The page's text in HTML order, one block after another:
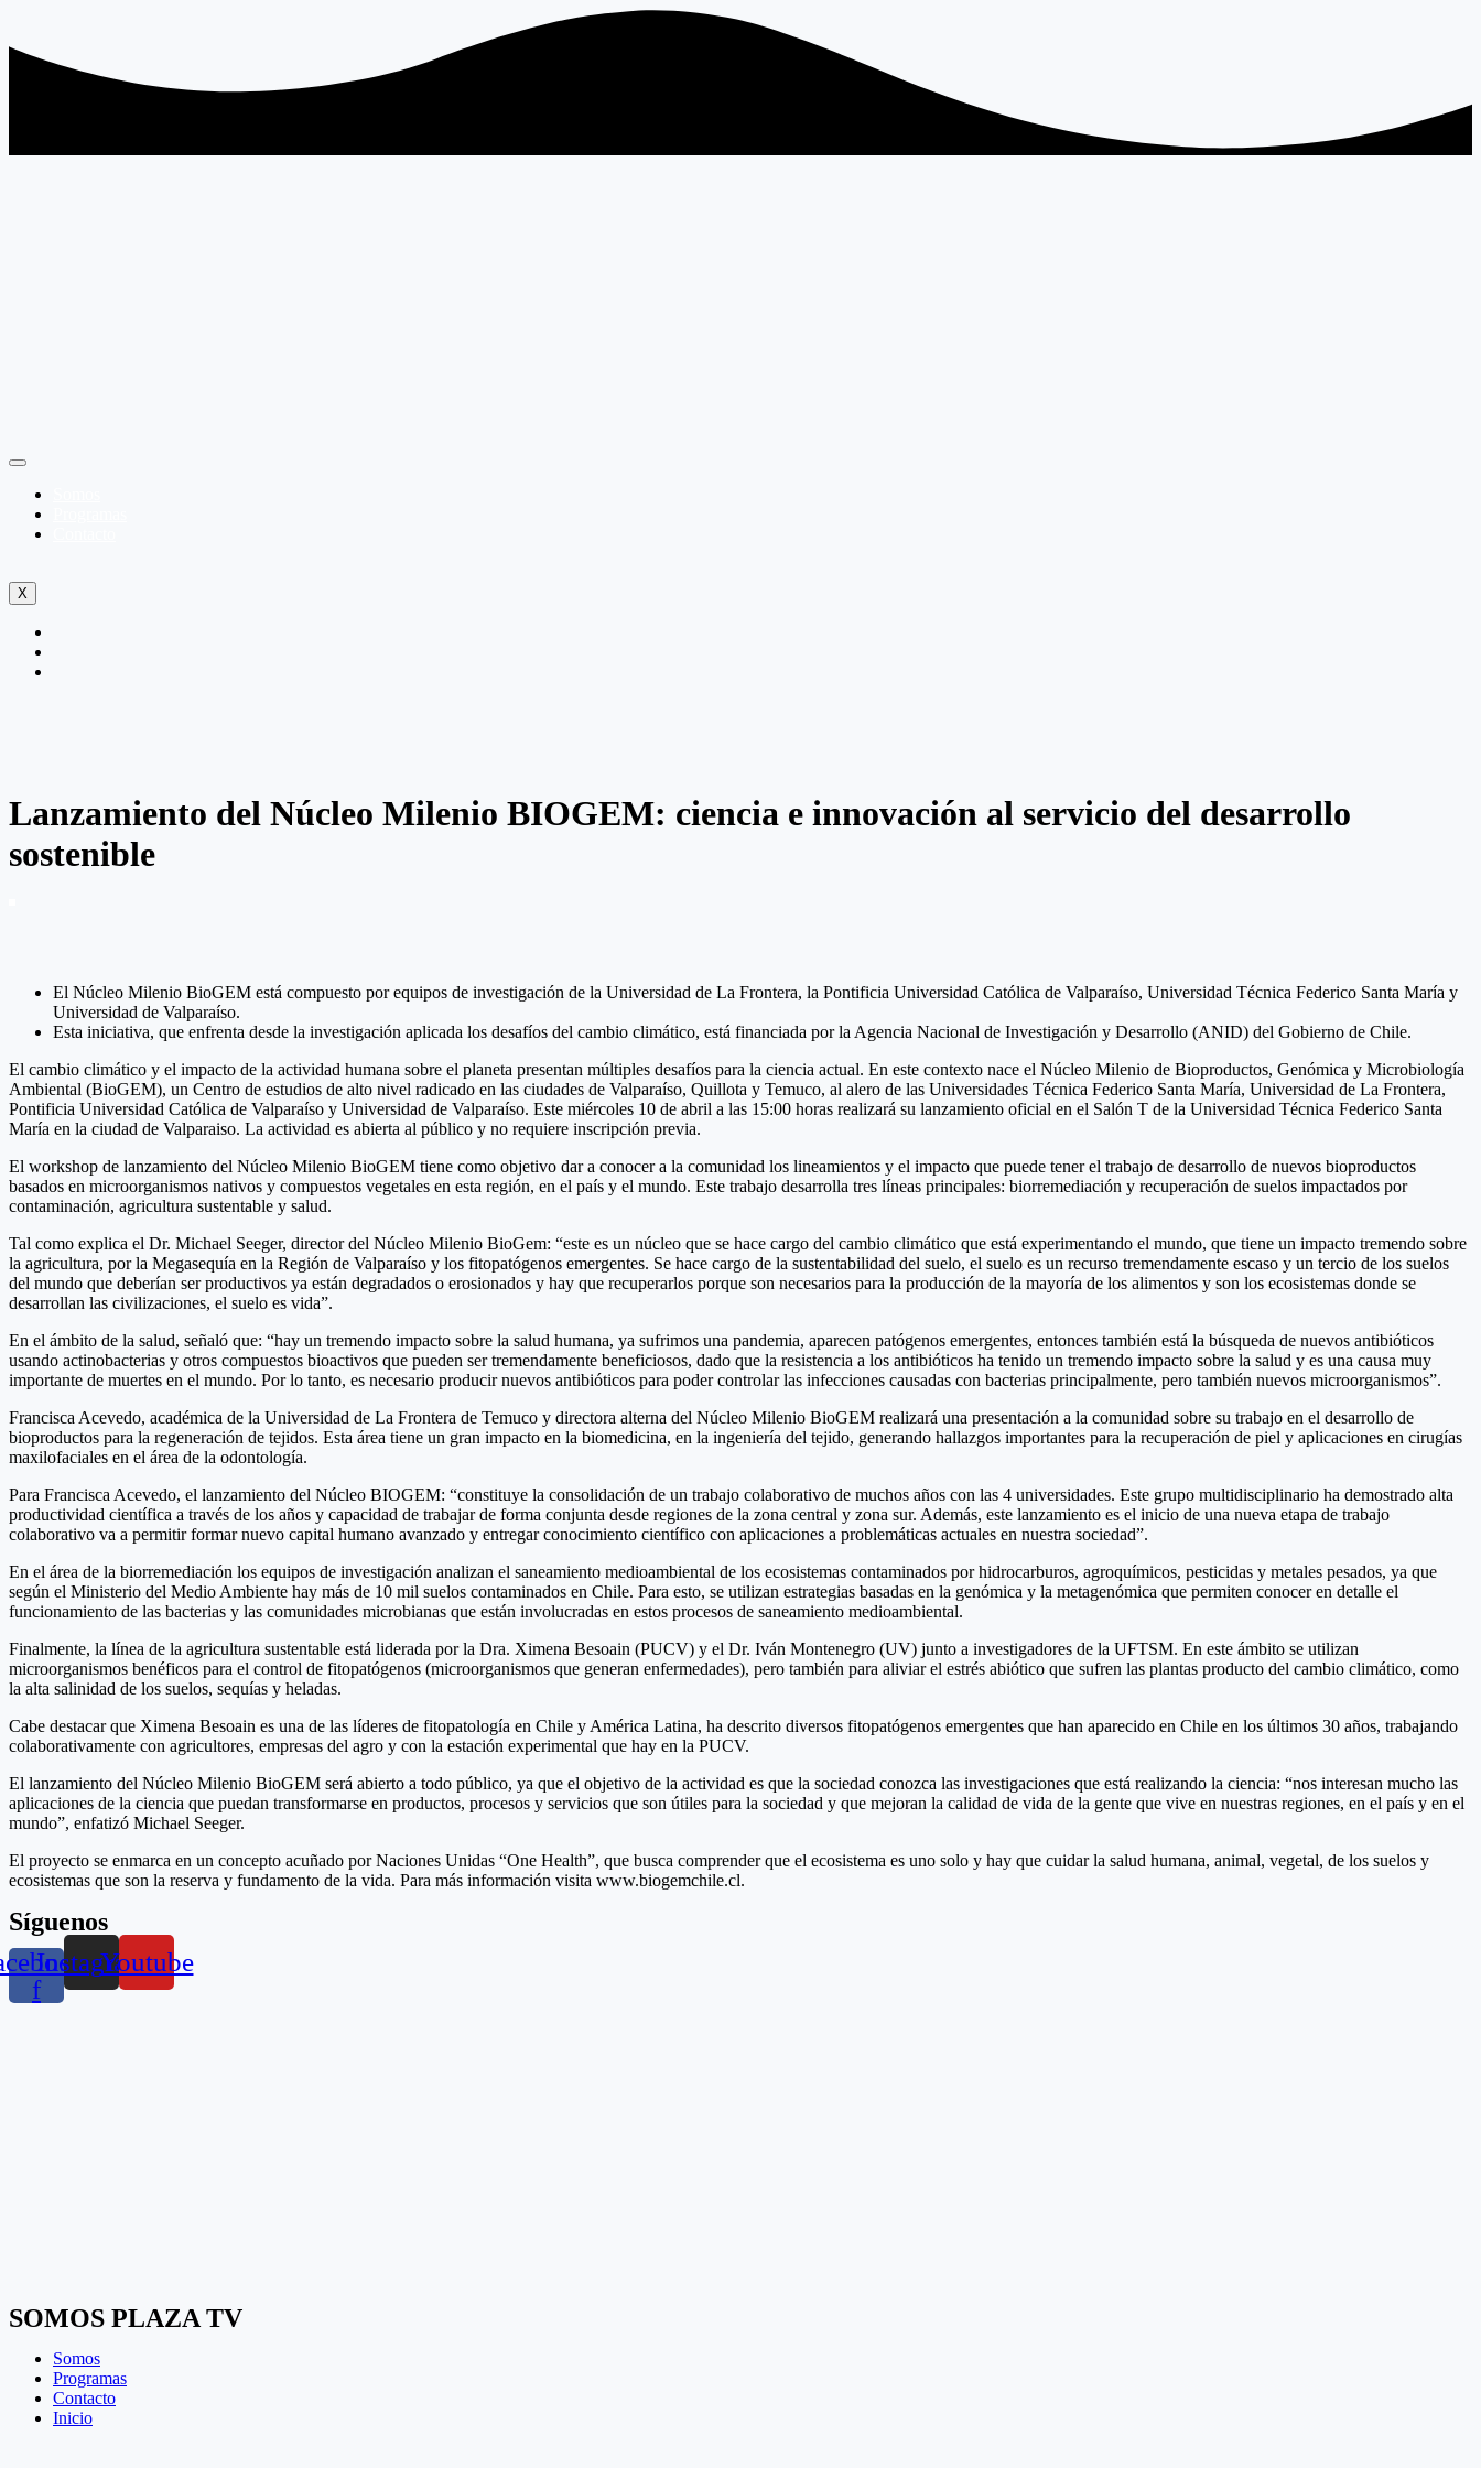
X
Lanzamiento del Núcleo Milenio BIOGEM: ciencia e innovación al servicio del desarrollo
sostenible
El Núcleo Milenio BioGEM está compuesto por equipos de investigación de la Universidad de La Frontera, la Pontificia Universidad Católica de Valparaíso, Universidad Técnica Federico Santa María y
Universidad de Valparaíso.
Esta iniciativa, que enfrenta desde la investigación aplicada los desafíos del cambio climático, está financiada por la Agencia Nacional de Investigación y Desarrollo (ANID) del Gobierno de Chile.
El cambio climático y el impacto de la actividad humana sobre el planeta presentan múltiples desafíos para la ciencia actual. En este contexto nace el Núcleo Milenio de Bioproductos, Genómica y Microbiología
Ambiental (BioGEM), un Centro de estudios de alto nivel radicado en las ciudades de Valparaíso, Quillota y Temuco, al alero de las Universidades Técnica Federico Santa María, Universidad de La Frontera,
Pontificia Universidad Católica de Valparaíso y Universidad de Valparaíso. Este miércoles 10 de abril a las 15:00 horas realizará su lanzamiento oficial en el Salón T de la Universidad Técnica Federico Santa
María en la ciudad de Valparaiso. La actividad es abierta al público y no requiere inscripción previa.
El workshop de lanzamiento del Núcleo Milenio BioGEM tiene como objetivo dar a conocer a la comunidad los lineamientos y el impacto que puede tener el trabajo de desarrollo de nuevos bioproductos
basados en microorganismos nativos y compuestos vegetales en esta región, en el país y el mundo. Este trabajo desarrolla tres líneas principales: biorremediación y recuperación de suelos impactados por
contaminación, agricultura sustentable y salud.
Tal como explica el Dr. Michael Seeger, director del Núcleo Milenio BioGem: “este es un núcleo que se hace cargo del cambio climático que está experimentando el mundo, que tiene un impacto tremendo sobre
la agricultura, por la Megasequía en la Región de Valparaíso y los fitopatógenos emergentes. Se hace cargo de la sustentabilidad del suelo, el suelo es un recurso tremendamente escaso y un tercio de los suelos
del mundo que deberían ser productivos ya están degradados o erosionados y hay que recuperarlos porque son necesarios para la producción de la mayoría de los alimentos y son los ecosistemas donde se
desarrollan las civilizaciones, el suelo es vida”.
En el ámbito de la salud, señaló que: “hay un tremendo impacto sobre la salud humana, ya sufrimos una pandemia, aparecen patógenos emergentes, entonces también está la búsqueda de nuevos antibióticos
usando actinobacterias y otros compuestos bioactivos que pueden ser tremendamente beneficiosos, dado que la resistencia a los antibióticos ha tenido un tremendo impacto sobre la salud y es una causa muy
importante de muertes en el mundo. Por lo tanto, es necesario producir nuevos antibióticos para poder controlar las infecciones causadas con bacterias principalmente, pero también nuevos microorganismos”.
Francisca Acevedo, académica de la Universidad de La Frontera de Temuco y directora alterna del Núcleo Milenio BioGEM realizará una presentación a la comunidad sobre su trabajo en el desarrollo de
bioproductos para la regeneración de tejidos. Esta área tiene un gran impacto en la biomedicina, en la ingeniería del tejido, generando hallazgos importantes para la recuperación de piel y aplicaciones en cirugías
maxilofaciales en el área de la odontología.
Para Francisca Acevedo, el lanzamiento del Núcleo BIOGEM: “constituye la consolidación de un trabajo colaborativo de muchos años con las 4 universidades. Este grupo multidisciplinario ha demostrado alta
productividad científica a través de los años y capacidad de trabajar de forma conjunta desde regiones de la zona central y zona sur. Además, este lanzamiento es el inicio de una nueva etapa de trabajo
colaborativo va a permitir formar nuevo capital humano avanzado y entregar conocimiento científico con aplicaciones a problemáticas actuales en nuestra sociedad”.
En el área de la biorremediación los equipos de investigación analizan el saneamiento medioambiental de los ecosistemas contaminados por hidrocarburos, agroquímicos, pesticidas y metales pesados, ya que
según el Ministerio del Medio Ambiente hay más de 10 mil suelos contaminados en Chile. Para esto, se utilizan estrategias basadas en la genómica y la metagenómica que permiten conocer en detalle el
funcionamiento de las bacterias y las comunidades microbianas que están involucradas en estos procesos de saneamiento medioambiental.
Finalmente, la línea de la agricultura sustentable está liderada por la Dra. Ximena Besoain (PUCV) y el Dr. Iván Montenegro (UV) junto a investigadores de la UFTSM. En este ámbito se utilizan
microorganismos benéficos para el control de fitopatógenos (microorganismos que generan enfermedades), pero también para aliviar el estrés abiótico que sufren las plantas producto del cambio climático, como
la alta salinidad de los suelos, sequías y heladas.
Cabe destacar que Ximena Besoain es una de las líderes de fitopatología en Chile y América Latina, ha descrito diversos fitopatógenos emergentes que han aparecido en Chile en los últimos 30 años, trabajando
colaborativamente con agricultores, empresas del agro y con la estación experimental que hay en la PUCV.
El lanzamiento del Núcleo Milenio BioGEM será abierto a todo público, ya que el objetivo de la actividad es que la sociedad conozca las investigaciones que está realizando la ciencia: “nos interesan mucho las
aplicaciones de la ciencia que puedan transformarse en productos, procesos y servicios que son útiles para la sociedad y que mejoran la calidad de vida de la gente que vive en nuestras regiones, en el país y en el
mundo”, enfatizó Michael Seeger.
El proyecto se enmarca en un concepto acuñado por Naciones Unidas “One Health”, que busca comprender que el ecosistema es uno solo y hay que cuidar la salud humana, animal, vegetal, de los suelos y
ecosistemas que son la reserva y fundamento de la vida. Para más información visita www.biogemchile.cl.
Síguenos
f
InstagramYoutube
SOMOS PLAZA TV
Somos
Programas
Contacto
Inicio